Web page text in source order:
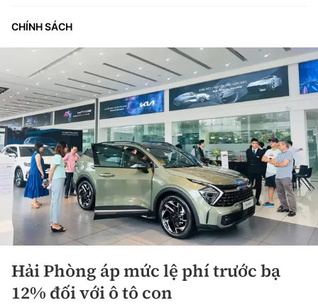
CHÍNH SÁCH
Hải Phòng áp mức lệ phí trước bạ
12% đối với ô tô con